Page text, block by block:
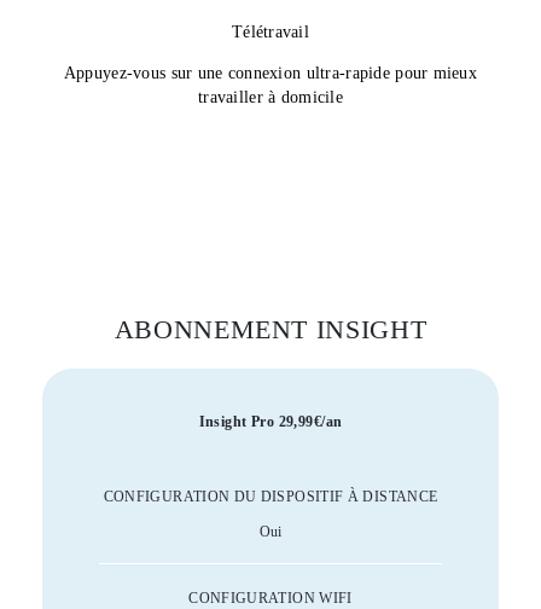
Télétravail
Appuyez-vous sur une connexion ultra-rapide pour mieux
travailler à domicile
ABONNEMENT INSIGHT
Insight Pro 29,99€/an
CONFIGURATION DU DISPOSITIF À DISTANCE
Oui
CONFIGURATION WIFI